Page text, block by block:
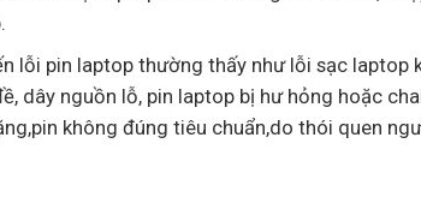
lỗi pin laptop thường thấy như lỗi sạc laptop
dây nguồn lỗ, pin laptop bị hư hỏng hoặc
không đúng tiêu chuẩn,do thói quen